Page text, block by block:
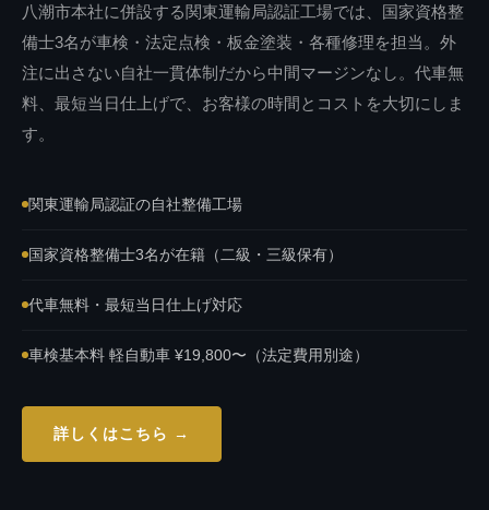
八潮市本社に併設する関東運輸局認証工場では、国家資格整
備士3名が車検・法定点検・板金塗装・各種修理を担当。外
注に出さない自社一貫体制だから中間マージンなし。代車無
料、最短当日仕上げで、お客様の時間とコストを大切にしま
す。
関東運輸局認証の自社整備工場
国家資格整備士3名が在籍（二級・三級保有）
代車無料・最短当日仕上げ対応
車検基本料 軽自動車 ¥19,800〜（法定費用別途）
詳しくはこちら →